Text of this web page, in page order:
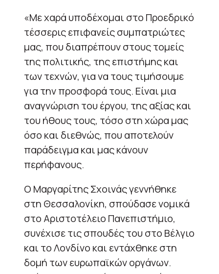
«Με χαρά υποδέχομαι στο Προεδρικό
τέσσερις επιφανείς συμπατριώτες
μας, που διαπρέπουν στους τομείς
της πολιτικής, της επιστήμης και
των τεχνών, για να τους τιμήσουμε
για την προσφορά τους. Είναι μια
αναγνώριση του έργου, της αξίας και
του ήθους τους, τόσο στη χώρα μας
όσο και διεθνώς, που αποτελούν
παράδειγμα και μας κάνουν
περήφανους.
Ο Μαργαρίτης Σχοινάς γεννήθηκε
στη Θεσσαλονίκη, σπούδασε νομικά
στο Αριστοτέλειο Πανεπιστήμιο,
συνέχισε τις σπουδές του στο Βέλγιο
και το Λονδίνο και εντάχθηκε στη
δομή των ευρωπαϊκών οργάνων.